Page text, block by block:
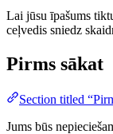
Lai jūsu īpašums
ceļvedis sniedz
Pirms sākat
Section titled
Jums būs